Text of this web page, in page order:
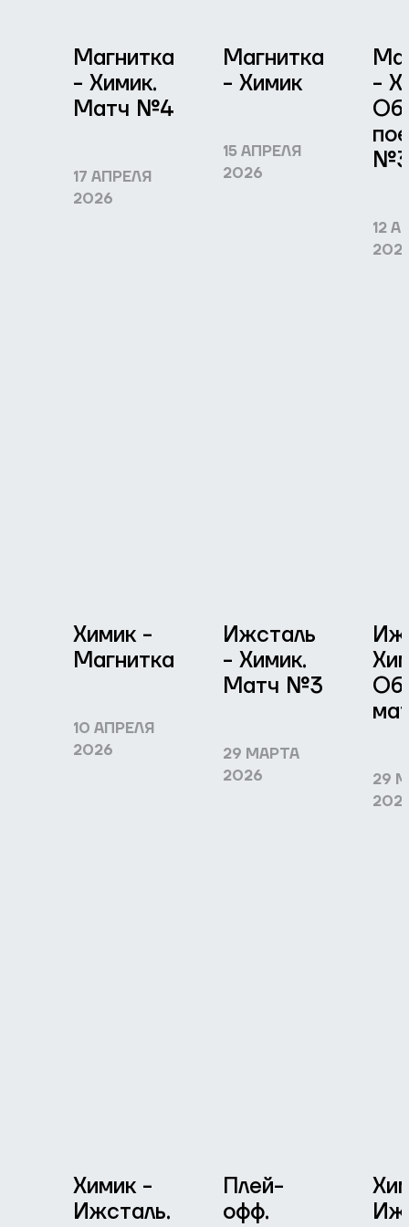
Магнитка
- Химик.
Матч №4
17 АПРЕЛЯ
2026
Магнитка
- Химик
15 АПРЕЛЯ
2026
-
12
Химик -
Магнитка
10 АПРЕЛЯ
2026
Ижсталь
- Химик.
Матч №3
29 МАРТА
2026
29
Химик -
Ижсталь.
Плей-
офф.